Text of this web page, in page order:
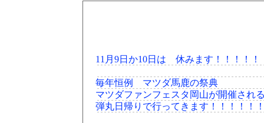
11月9日か10日は 休みます！！！！
毎年恒例 マツダ馬鹿の祭典
マツダファンフェスタ岡山が開催され
弾丸日帰りで行ってきます！！！！！